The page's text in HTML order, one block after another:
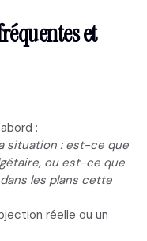
et
:
situation : est-ce que
ou est-ce que
les plans cette
réelle ou un